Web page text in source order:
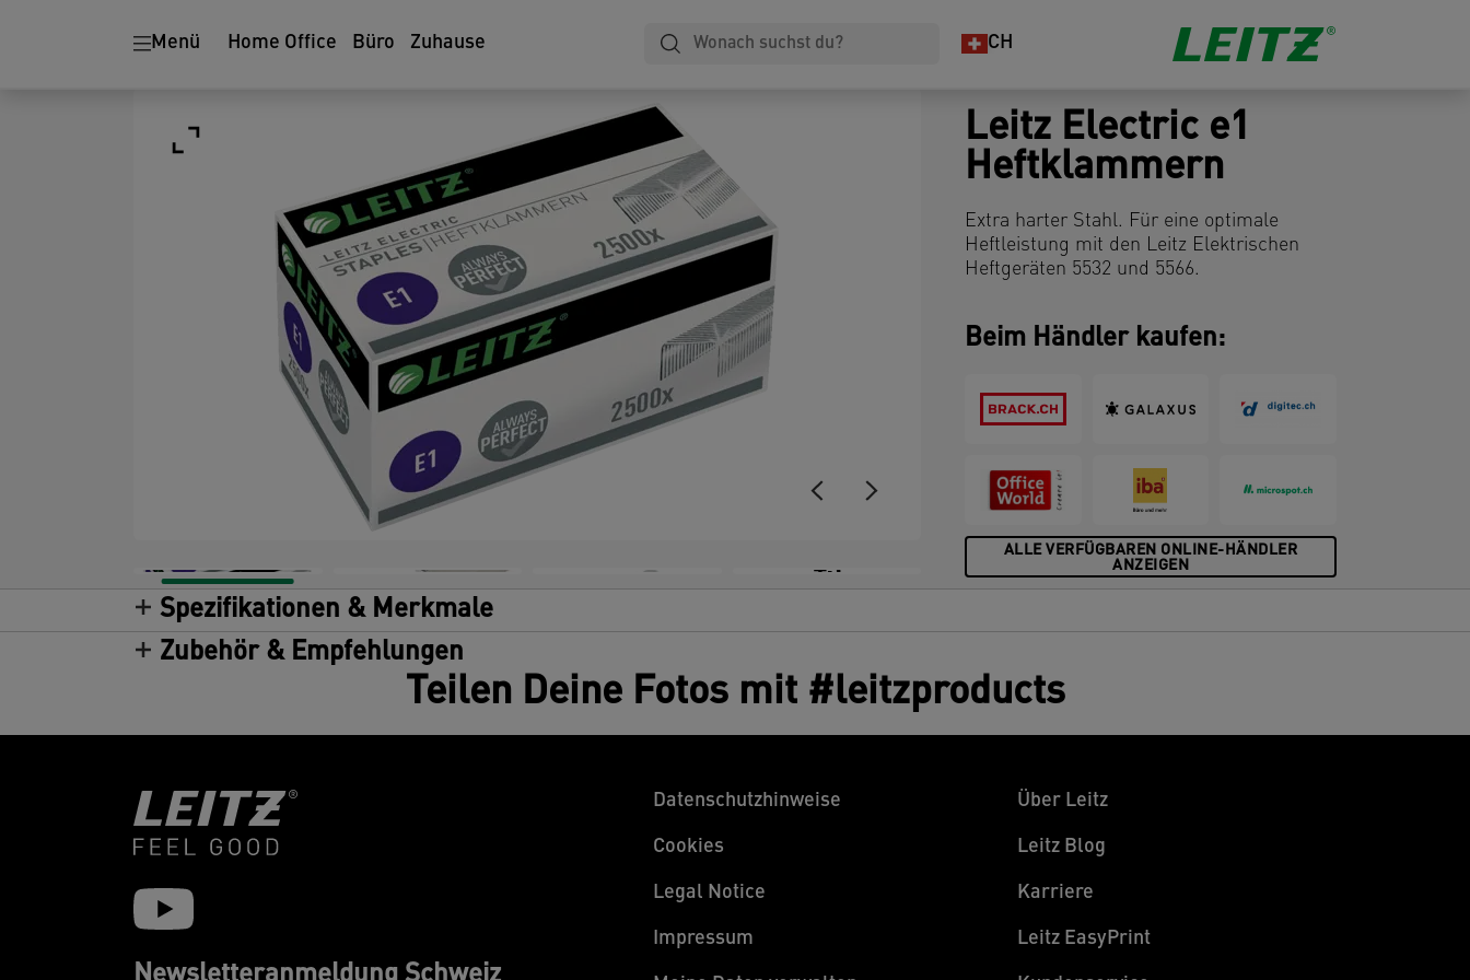
Menü Home Office Büro Zuhause CH
+3
Leitz Electric e1
Heftklammern
Extra harter Stahl. Für eine optimale
Heftleistung mit den Leitz Elektrischen
Heftgeräten 5532 und 5566.
Beim Händler kaufen:
ALLE VERFÜGBAREN ONLINE-HÄNDLER
ANZEIGEN
Spezifikationen & Merkmale
Zubehör & Empfehlungen
Teilen Deine Fotos mit #leitzproducts
Datenschutzhinweise
Cookies
Legal Notice
Impressum
Über Leitz
Leitz Blog
Karriere
Leitz EasyPrint